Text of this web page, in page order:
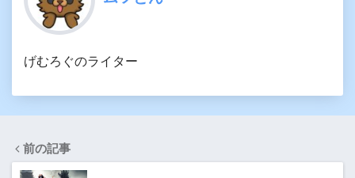
げむろぐのライター
前の記事